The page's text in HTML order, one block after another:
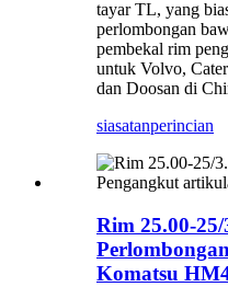
tayar TL, yang
perlombongan
pembekal rim
untuk Volvo,
dan Doosan di
siasatanperincian
Rim 25.00-
Komatsu